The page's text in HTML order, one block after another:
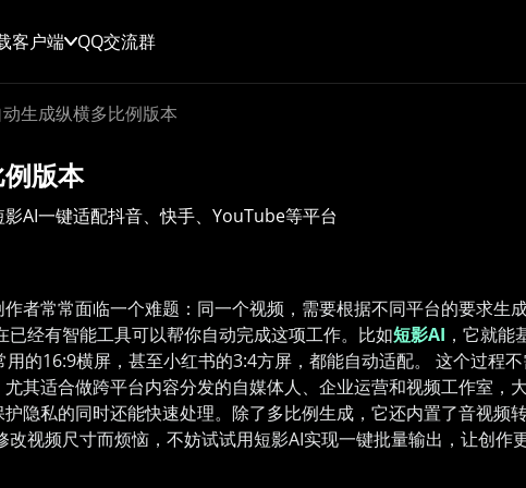
客户端 QQ交流群
生成纵横多比例版本
版本
AI一键适配抖音、快手、YouTube等平台
者常常面临一个难题：同一个视频，需要根据不同平台的要求
经有智能工具可以帮你自动完成这项工作。比如短影AI ，它就
的16:9横屏，甚至小红书的3:4方屏，都能自动适配。 这个过程
其适合做跨平台内容分发的自媒体人、企业运营和视频工作室
隐私的同时还能快速处理。除了多比例生成，它还内置了音视
视频尺寸而烦恼，不妨试试用短影AI实现一键批量输出，让创作更